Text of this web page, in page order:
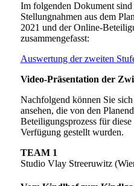
Im folgenden Dokument
Stellungnahmen aus dem
2021 und der Online-
zusammengefasst:
Auswertung der zweiten
Video-Präsentation der
Nachfolgend können Sie
ansehen, die von den
Beteiligungsprozess für
Verfügung gestellt wurden.
TEAM 1
Studio Vlay Streeruwitz